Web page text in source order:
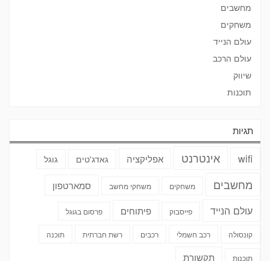
מחשבים
משחקים
עולם הנייד
עולם הרכב
שיווק
תוכנות
תגיות
wifi אינטרנט אפליקציה גאדג'טים גוגל
מחשבים משחקים משחקי מחשב סמארטפון
עולם הנייד פייסבוק פיתוחים פרסום בגוגל
קונסולה רכב חשמלי רכבים רשת חברתית תוכנה
תוכנות תקשורת